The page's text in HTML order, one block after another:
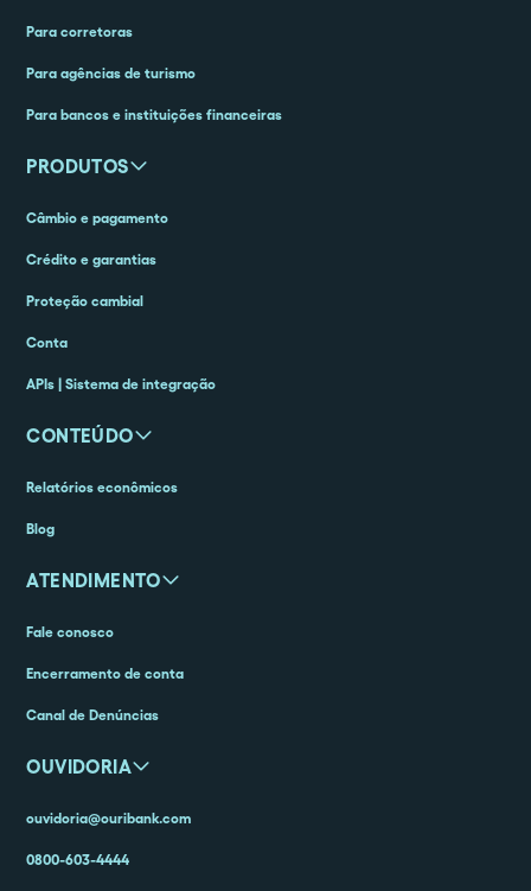
Para corretoras
Para agências de turismo
Para bancos e instituições financeiras
PRODUTOS
Câmbio e pagamento
Crédito e garantias
Proteção cambial
Conta
APIs | Sistema de integração
CONTEÚDO
Relatórios econômicos
Blog
ATENDIMENTO
Fale conosco
Encerramento de conta
Canal de Denúncias
OUVIDORIA
ouvidoria@ouribank.com
0800-603-4444